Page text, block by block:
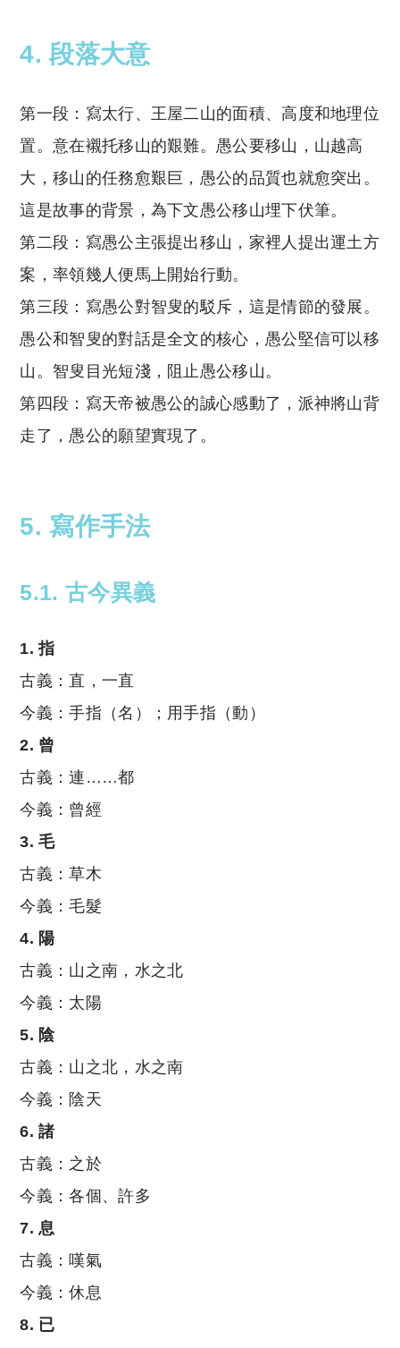
4. 段落大意
第一段：寫太行、王屋二山的面積、高度和地理位
置。意在襯托移山的艱難。愚公要移山，山越高
大，移山的任務愈艱巨，愚公的品質也就愈突出。
這是故事的背景，為下文愚公移山埋下伏筆。
第二段：寫愚公主張提出移山，家裡人提出運土方
案，率領幾人便馬上開始行動。
第三段：寫愚公對智叟的駁斥，這是情節的發展。
愚公和智叟的對話是全文的核心，愚公堅信可以移
山。智叟目光短淺，阻止愚公移山。
第四段：寫天帝被愚公的誠心感動了，派神將山背
走了，愚公的願望實現了。
5. 寫作手法
5.1. 古今異義
1. 指
古義：直，一直
今義：手指（名）；用手指（動）
2. 曾
古義：連……都
今義：曾經
3. 毛
古義：草木
今義：毛髮
4. 陽
古義：山之南，水之北
今義：太陽
5. 陰
古義：山之北，水之南
今義：陰天
6. 諸
古義：之於
今義：各個、許多
7. 息
古義：嘆氣
今義：休息
8. 已